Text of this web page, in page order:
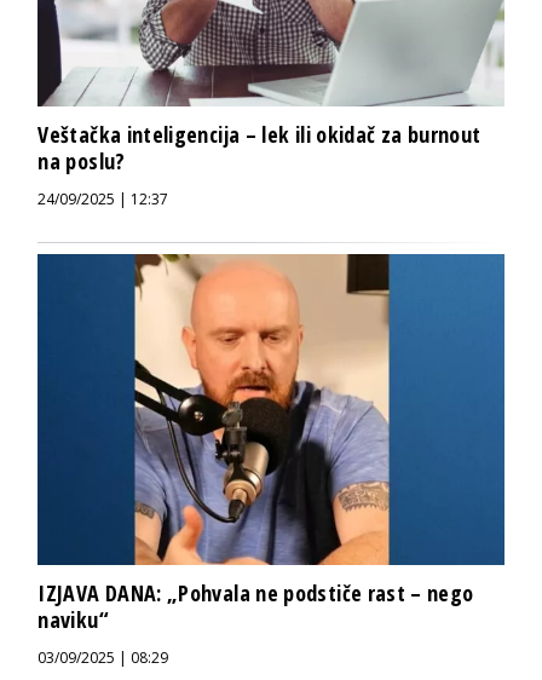
Veštačka inteligencija – lek ili okidač za burnout
na poslu?
24/09/2025 | 12:37
IZJAVA DANA: „Pohvala ne podstiče rast – nego
naviku“
03/09/2025 | 08:29